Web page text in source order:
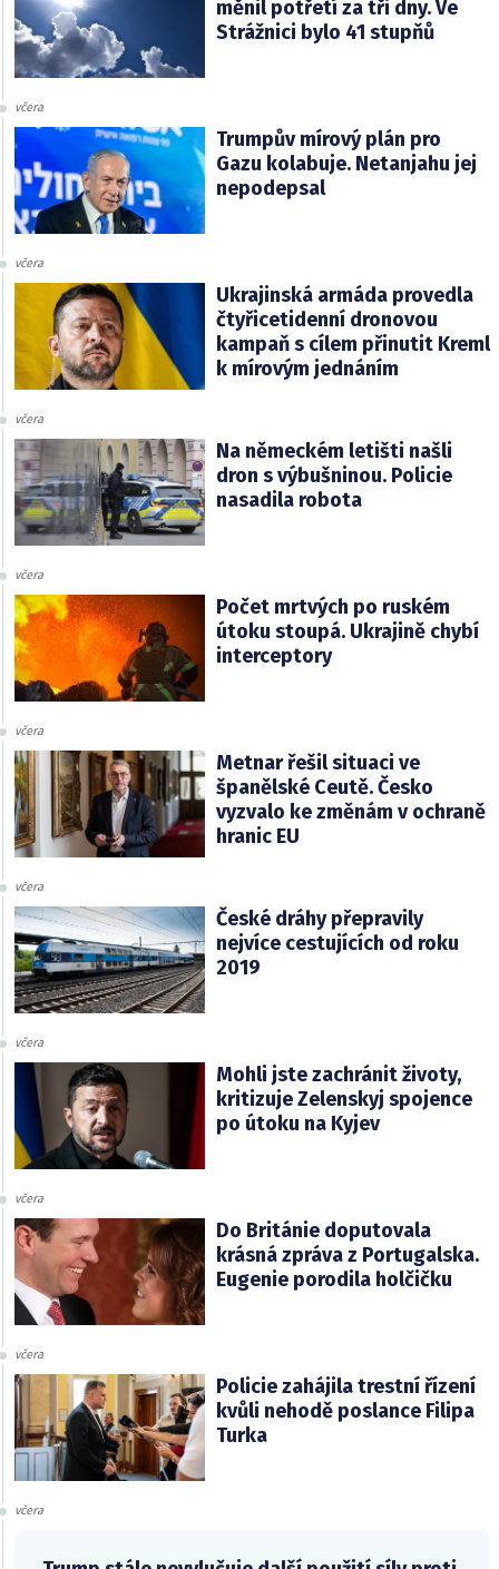
měnil potřetí za tři dny. Ve
Strážnici bylo 41 stupňů
včera
Trumpův mírový plán pro
Gazu kolabuje. Netanjahu jej
nepodepsal
včera
Ukrajinská armáda provedla
čtyřicetidenní dronovou
kampaň s cílem přinutit Kreml
k mírovým jednáním
včera
Na německém letišti našli
dron s výbušninou. Policie
nasadila robota
včera
Počet mrtvých po ruském
útoku stoupá. Ukrajině chybí
interceptory
včera
Metnar řešil situaci ve
španělské Ceutě. Česko
vyzvalo ke změnám v ochraně
hranic EU
včera
České dráhy přepravily
nejvíce cestujících od roku
2019
včera
Mohli jste zachránit životy,
kritizuje Zelenskyj spojence
po útoku na Kyjev
včera
Do Británie doputovala
krásná zpráva z Portugalska.
Eugenie porodila holčičku
včera
Policie zahájila trestní řízení
kvůli nehodě poslance Filipa
Turka
včera